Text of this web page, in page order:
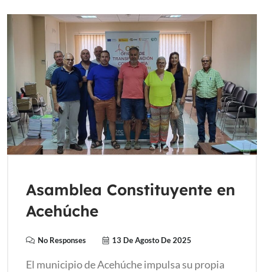
Asamblea Constituyente en
Acehúche
No Responses 13 De Agosto De 2025
El municipio de Acehúche impulsa su propia